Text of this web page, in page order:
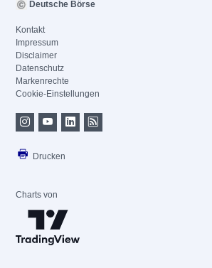
Deutsche Börse
Kontakt
Impressum
Disclaimer
Datenschutz
Markenrechte
Cookie-Einstellungen
Drucken
Charts von